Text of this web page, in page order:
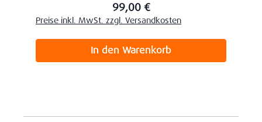
Regulärer Preis:99,00 €
Preise inkl. MwSt. zzgl. Versandkosten
In den Warenkorb